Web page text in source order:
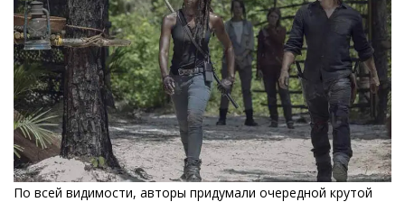
По всей видимости, авторы придумали очередной крутой